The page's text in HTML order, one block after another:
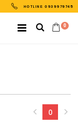
HOTLINE: 0939979745
0
0